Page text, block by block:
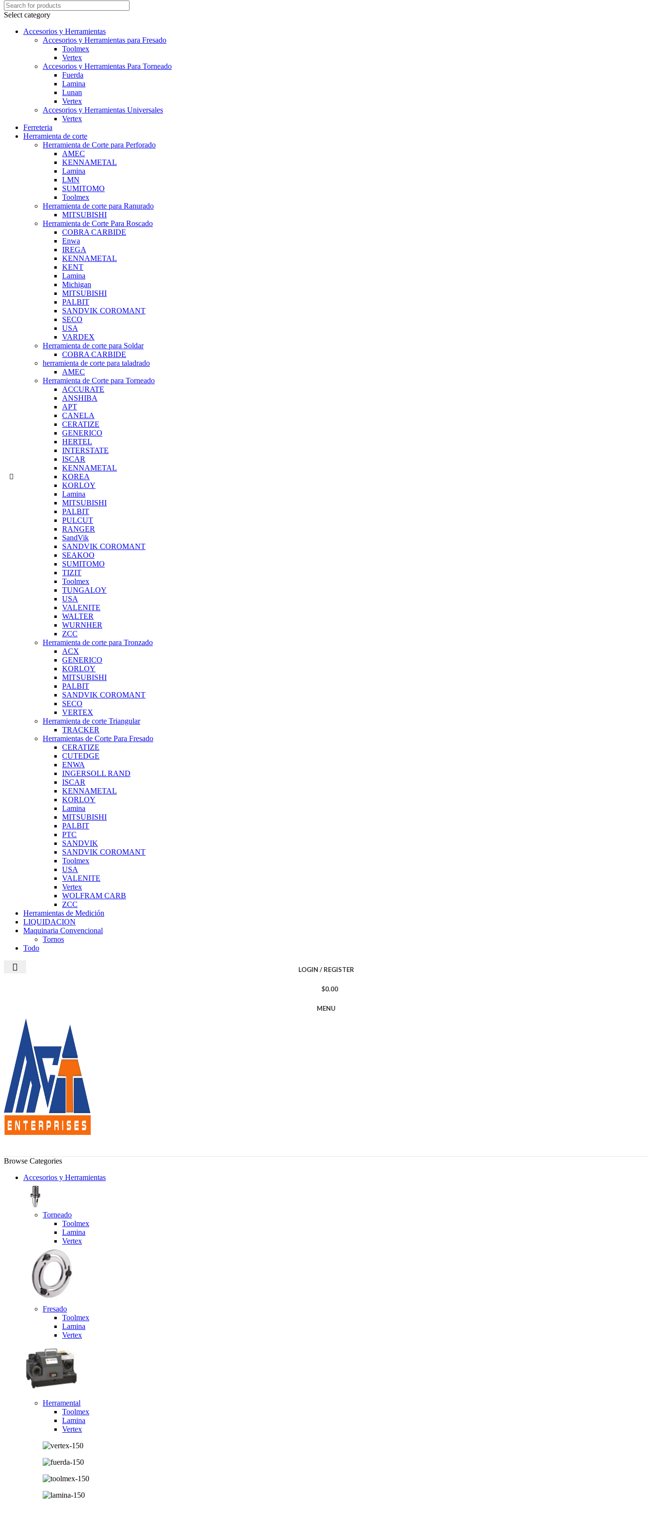
Select category
Accesorios y Herramientas
Accesorios y Herramientas para Fresado
Toolmex
Vertex
Accesorios y Herramientas Para Torneado
Fuerda
Lamina
Lunan
Vertex
Accesorios y Herramientas Universales
Vertex
Ferreteria
Herramienta de corte
Herramienta de Corte para Perforado
AMEC
KENNAMETAL
Lamina
LMN
SUMITOMO
Toolmex
Herramienta de corte para Ranurado
MITSUBISHI
Herramienta de Corte Para Roscado
COBRA CARBIDE
Enwa
IREGA
KENNAMETAL
KENT
Lamina
Michigan
MITSUBISHI
PALBIT
SANDVIK COROMANT
SECO
USA
VARDEX
Herramienta de corte para Soldar
COBRA CARBIDE
herramienta de corte para taladrado
AMEC
Herramienta de Corte para Torneado
ACCURATE
ANSHIBA
APT
CANELA
CERATIZE
GENERICO
HERTEL
INTERSTATE
ISCAR
KENNAMETAL
KOREA
KORLOY
Lamina
MITSUBISHI
PALBIT
PULCUT
RANGER
SandVik
SANDVIK COROMANT
SEAKOO
SUMITOMO
TIZIT
Toolmex
TUNGALOY
USA
VALENITE
WALTER
WURNHER
ZCC
Herramienta de corte para Tronzado
ACX
GENERICO
KORLOY
MITSUBISHI
PALBIT
SANDVIK COROMANT
SECO
VERTEX
Herramienta de corte Triangular
TRACKER
Herramientas de Corte Para Fresado
CERATIZE
CUTEDGE
ENWA
INGERSOLL RAND
ISCAR
KENNAMETAL
KORLOY
Lamina
MITSUBISHI
PALBIT
PTC
SANDVIK
SANDVIK COROMANT
Toolmex
USA
VALENITE
Vertex
WOLFRAM CARB
ZCC
Herramientas de Medición
LIQUIDACION
Maquinaria Convencional
Tornos
Todo
LOGIN / REGISTER
$0.00
MENU
Browse Categories
Accesorios y Herramientas
Torneado
Toolmex
Lamina
Vertex
Fresado
Toolmex
Lamina
Vertex
Herramental
Toolmex
Lamina
Vertex